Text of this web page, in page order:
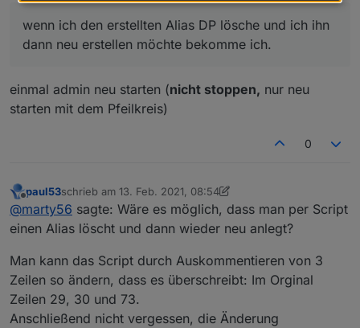
wenn ich den erstellten Alias DP lösche und ich ihn
dann neu erstellen möchte bekomme ich.
einmal admin neu starten (nicht stoppen, nur neu
starten mit dem Pfeilkreis)
0
Offline
paul53schrieb am 13. Feb. 2021, 08:54
zuletzt editiert von paul53
@marty56 sagte: Wäre es möglich, dass man per Script
einen Alias löscht und dann wieder neu anlegt?
Man kann das Script durch Auskommentieren von 3
Zeilen so ändern, dass es überschreibt: Im Orginal
Zeilen 29, 30 und 73.
Anschließend nicht vergessen, die Änderung